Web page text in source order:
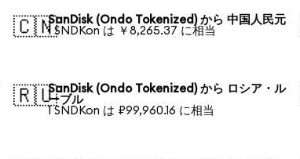
🇨🇳SanDisk (Ondo Tokenized) から 中国人民元
1 SNDKon は ￥8,265.37 に相当
🇷🇺SanDisk (Ondo Tokenized) から ロシア・ル
ーブル
1 SNDKon は ₽99,960.16 に相当